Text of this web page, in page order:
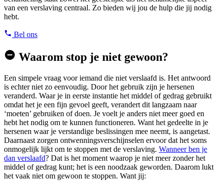
van een verslaving centraal. Zo bieden wij jou de hulp die jij nodig
hebt.
Bel ons
Waarom stop je niet gewoon?
Een simpele vraag voor iemand die niet verslaafd is. Het antwoord
is echter niet zo eenvoudig. Door het gebruik zijn je hersenen
veranderd. Waar je in eerste instantie het middel of gedrag gebruikt
omdat het je een fijn gevoel geeft, verandert dit langzaam naar
‘moeten’ gebruiken of doen. Je voelt je anders niet meer goed en
hebt het nodig om te kunnen functioneren. Want het gedeelte in je
hersenen waar je verstandige beslissingen mee neemt, is aangetast.
Daarnaast zorgen ontwenningsverschijnselen ervoor dat het soms
onmogelijk lijkt om te stoppen met de verslaving. Wanneer ben je
dan verslaafd? Dat is het moment waarop je niet meer zonder het
middel of gedrag kunt; het is een noodzaak geworden. Daarom lukt
het vaak niet om gewoon te stoppen. Want jij: